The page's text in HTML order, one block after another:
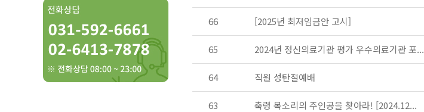
66 [2025년 최저임금안 고시]
65 2024년 정신의료기관 평가 우수의료기관 포...
64 직원 성탄절예배
63 축령 목소리의 주인공을 찾아라! [2024.12...